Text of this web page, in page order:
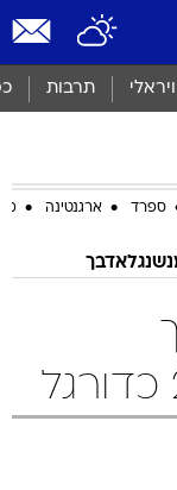
ויראלי תרבות
ספרד ארגנטינה